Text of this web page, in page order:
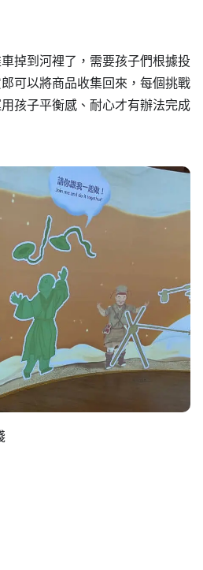
掉到河裡了，需要孩子們根據投
可以將商品收集回來，每個挑戰
孩子平衡感、耐心才有辦法完成